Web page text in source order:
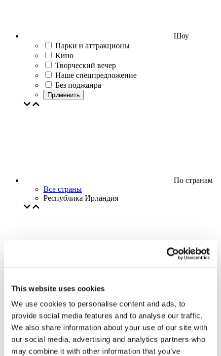
This website uses cookies
We use cookies to personalise content and ads, to
provide social media features and to analyse our traffic.
We also share information about your use of our site with
our social media, advertising and analytics partners who
may combine it with other information that you’ve
Шоу
Парки и аттракционы
Кино
Творческий вечер
Наше спецпредложение
Без поджанра
Применить
По странам
Все страны
Республика Ирландия